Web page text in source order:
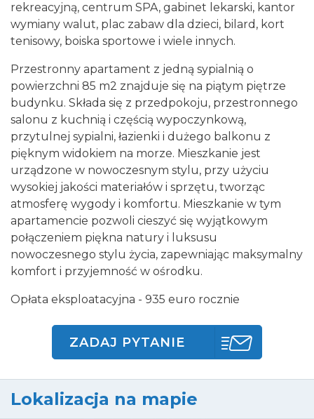
rekreacyjną, centrum SPA, gabinet lekarski, kantor
wymiany walut, plac zabaw dla dzieci, bilard, kort
tenisowy, boiska sportowe i wiele innych.
Przestronny apartament z jedną sypialnią o
powierzchni 85 m2 znajduje się na piątym piętrze
budynku. Składa się z przedpokoju, przestronnego
salonu z kuchnią i częścią wypoczynkową,
przytulnej sypialni, łazienki i dużego balkonu z
pięknym widokiem na morze. Mieszkanie jest
urządzone w nowoczesnym stylu, przy użyciu
wysokiej jakości materiałów i sprzętu, tworząc
atmosferę wygody i komfortu. Mieszkanie w tym
apartamencie pozwoli cieszyć się wyjątkowym
połączeniem piękna natury i luksusu
nowoczesnego stylu życia, zapewniając maksymalny
komfort i przyjemność w ośrodku.
Opłata eksploatacyjna - 935 euro rocznie
ZADAJ PYTANIE
Lokalizacja na mapie